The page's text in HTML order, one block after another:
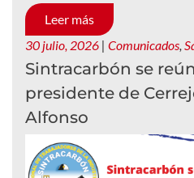
Leer más
30 julio, 2026 | Comunicados
Sintracarbón se
presidente de
Alfonso